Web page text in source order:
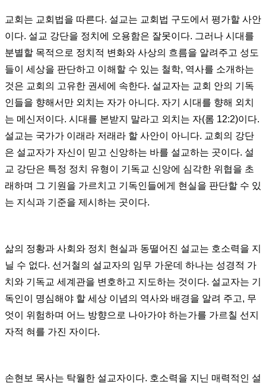
교회는 교회법을 따른다. 설교는 교회법 구도에서 평가할 사안
이다. 설교 강단을 정치에 오용함은 잘못이다. 그러나 시대를
분별할 목적으로 정치적 변화와 사상의 흐름을 알려주고 성도
들이 세상을 판단하고 이해할 수 있는 철학, 역사를 소개하는
것은 교회의 고유한 권세에 속한다. 설교자는 교회 안의 기독
인들을 향해서만 외치는 자가 아니다. 자기 시대를 향해 외치
는 메신저이다. 시대를 본받지 말라고 외치는 자(롬 12:2)이다.
설교는 국가가 이래라 저래라 할 사안이 아니다. 교회의 강단
은 설교자가 자신이 믿고 신앙하는 바를 설교하는 곳이다. 설
교 강단은 특정 정치 유형이 기독교 신앙에 심각한 위협을 초
래하며 그 기원을 가르치고 기독인들에게 현실을 판단할 수 있
는 지식과 기준을 제시하는 곳이다.
삶의 정황과 사회와 정치 현실과 동떨어진 설교는 호소력을 지
닐 수 없다. 선거철의 설교자의 임무 가운데 하나는 성경적 가
치와 기독교 세계관을 변호하고 지도하는 것이다. 설교자는 기
독인이 명심해야 할 세상 이념의 역사와 배경을 알려 주고, 무
엇이 위험하며 어느 방향으로 나아가야 하는가를 가르칠 선지
자적 혀를 가진 자이다.
손현보 목사는 탁월한 설교자이다. 호소력을 지닌 매력적인 설